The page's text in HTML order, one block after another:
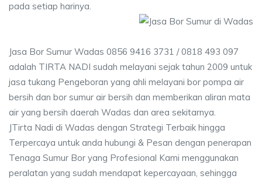
pada setiap harinya.
Jasa Bor Sumur Wadas 0856 9416 3731 / 0818 493 097
adalah TIRTA NADI sudah melayani sejak tahun 2009 untuk
jasa tukang Pengeboran yang ahli melayani bor pompa air
bersih dan bor sumur air bersih dan memberikan aliran mata
air yang bersih daerah Wadas dan area sekitarnya.
JTirta Nadi di Wadas dengan Strategi Terbaik hingga
Terpercaya untuk anda hubungi & Pesan dengan penerapan
Tenaga Sumur Bor yang Profesional Kami menggunakan
peralatan yang sudah mendapat kepercayaan, sehingga